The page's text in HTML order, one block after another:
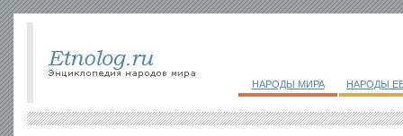
НАРОДЫ МИРА НАРОДЫ